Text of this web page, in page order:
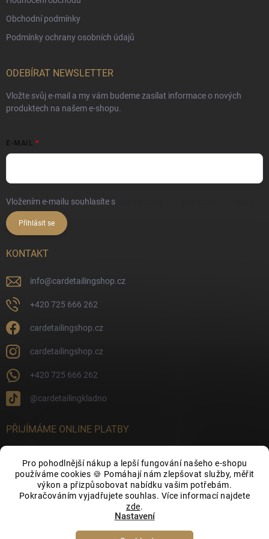
Pro pohodlnější nákup a lepší fungování našeho e-shopu
používáme cookies 🍪 Pomáhají nám zlepšovat služby, měřit
výkon a přizpůsobovat nabídku vašim potřebám.
Pokračováním vyjadřujete souhlas. Více informací najdete
zde.
Nastavení
Obchodní podmínky
Podmínky ochrany osobních údajů
ODEBÍRAT NEWSLETTER
Vložte svůj e-mail a my vám budeme zasílat informace o nových
produktech na našem e-shopu.
E-MAIL
Vložením e-mailu souhlasíte s
Přihlásit se
KONTAKT
info@cardetailingshop.cz
+420 725 666 262
cardetailingshop.cz
cardetailingshop.cz
+420 725 666 262
@cardetailingkladno
PŘIJÍMÁME ONLINE PLATBY
FACEBOOK